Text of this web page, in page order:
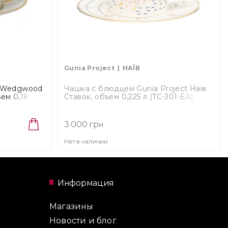
0,18 л
Gunia Project НАЇВ
Чашка с блюдцем Gunia Project Наїв
Ставок, объем 0,225 л (TC-301-EA)
3 000 грн
Нет в наличии
Информация
Магазины
Новости и блог